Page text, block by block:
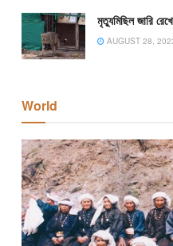
মৃত্যুমিছিল জারি
AUGUST 28,
World